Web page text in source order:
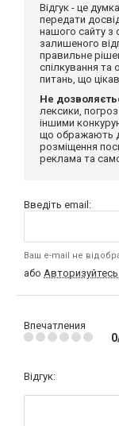
Відгук - це
передати
нашого сайту з
залишеного
правильне
спілкування
питань, що
Не
лексики,
іншими
що ображають
розміщення
реклама та
Введіть email:
Ваш e-mail не
або Авторизуйтесь
Впечатления
Відгук: